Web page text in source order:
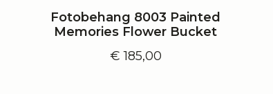
Fotobehang 8003 Painted
Memories Flower Bucket
€ 185,00